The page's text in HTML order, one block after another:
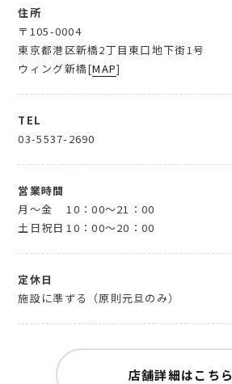
住所
〒105-0004
東京都港区新橋2丁目東口地下街1号
ウィング新橋[MAP]
TEL
03-5537-2690
営業時間
月～金
10：00～21：00
土日祝日 10：00～20：00
定休日
施設に準ずる（原則元旦のみ）
店舗詳細はこちら